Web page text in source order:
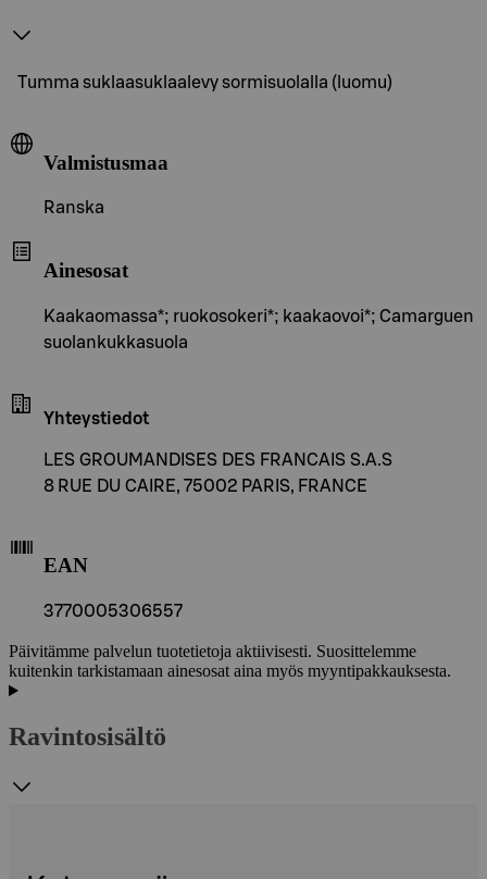
Tumma suklaasuklaalevy sormisuolalla (luomu)
Valmistusmaa
Ranska
Ainesosat
Kaakaomassa*; ruokosokeri*; kaakaovoi*; Camarguen
suolankukkasuola
Yhteystiedot
LES GROUMANDISES DES FRANCAIS S.A.S
8 RUE DU CAIRE, 75002 PARIS, FRANCE
EAN
3770005306557
Päivitämme palvelun tuotetietoja aktiivisesti. Suosittelemme
kuitenkin tarkistamaan ainesosat aina myös myyntipakkauksesta.
Ravintosisältö